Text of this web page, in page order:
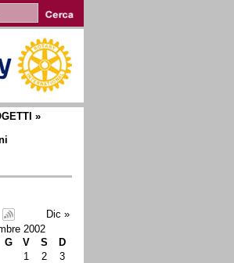
»
Dic »
2002
G V S
D
1
2
3